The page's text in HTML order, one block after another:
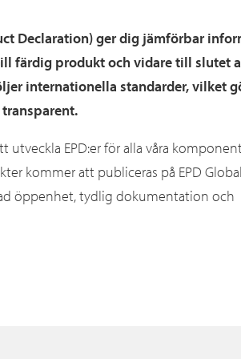
Declaration) ger dig jämförbar
färdig produkt och vidare till slutet
internationella standarder, vilket
EPD:er för alla våra
kommer att publiceras på EPD
öppenhet, tydlig dokumentation och